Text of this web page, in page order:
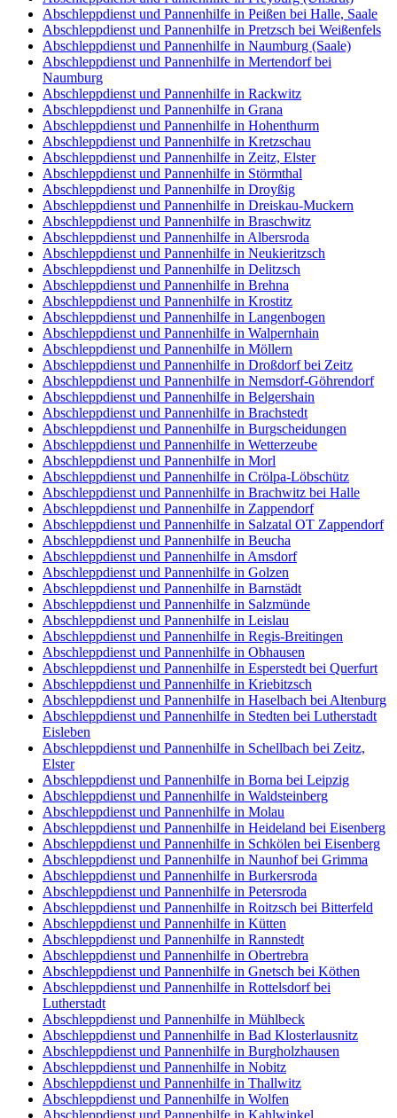
Abschleppdienst und Pannenhilfe in Peißen bei Halle, Saale
Abschleppdienst und Pannenhilfe in Pretzsch bei Weißenfels
Abschleppdienst und Pannenhilfe in Naumburg (Saale)
Abschleppdienst und Pannenhilfe in Mertendorf bei
Naumburg
Abschleppdienst und Pannenhilfe in Rackwitz
Abschleppdienst und Pannenhilfe in Grana
Abschleppdienst und Pannenhilfe in Hohenthurm
Abschleppdienst und Pannenhilfe in Kretzschau
Abschleppdienst und Pannenhilfe in Zeitz, Elster
Abschleppdienst und Pannenhilfe in Störmthal
Abschleppdienst und Pannenhilfe in Droyßig
Abschleppdienst und Pannenhilfe in Dreiskau-Muckern
Abschleppdienst und Pannenhilfe in Braschwitz
Abschleppdienst und Pannenhilfe in Albersroda
Abschleppdienst und Pannenhilfe in Neukieritzsch
Abschleppdienst und Pannenhilfe in Delitzsch
Abschleppdienst und Pannenhilfe in Brehna
Abschleppdienst und Pannenhilfe in Krostitz
Abschleppdienst und Pannenhilfe in Langenbogen
Abschleppdienst und Pannenhilfe in Walpernhain
Abschleppdienst und Pannenhilfe in Möllern
Abschleppdienst und Pannenhilfe in Droßdorf bei Zeitz
Abschleppdienst und Pannenhilfe in Nemsdorf-Göhrendorf
Abschleppdienst und Pannenhilfe in Belgershain
Abschleppdienst und Pannenhilfe in Brachstedt
Abschleppdienst und Pannenhilfe in Burgscheidungen
Abschleppdienst und Pannenhilfe in Wetterzeube
Abschleppdienst und Pannenhilfe in Morl
Abschleppdienst und Pannenhilfe in Crölpa-Löbschütz
Abschleppdienst und Pannenhilfe in Brachwitz bei Halle
Abschleppdienst und Pannenhilfe in Zappendorf
Abschleppdienst und Pannenhilfe in Salzatal OT Zappendorf
Abschleppdienst und Pannenhilfe in Beucha
Abschleppdienst und Pannenhilfe in Amsdorf
Abschleppdienst und Pannenhilfe in Golzen
Abschleppdienst und Pannenhilfe in Barnstädt
Abschleppdienst und Pannenhilfe in Salzmünde
Abschleppdienst und Pannenhilfe in Leislau
Abschleppdienst und Pannenhilfe in Regis-Breitingen
Abschleppdienst und Pannenhilfe in Obhausen
Abschleppdienst und Pannenhilfe in Esperstedt bei Querfurt
Abschleppdienst und Pannenhilfe in Kriebitzsch
Abschleppdienst und Pannenhilfe in Haselbach bei Altenburg
Abschleppdienst und Pannenhilfe in Stedten bei Lutherstadt
Eisleben
Abschleppdienst und Pannenhilfe in Schellbach bei Zeitz,
Elster
Abschleppdienst und Pannenhilfe in Borna bei Leipzig
Abschleppdienst und Pannenhilfe in Waldsteinberg
Abschleppdienst und Pannenhilfe in Molau
Abschleppdienst und Pannenhilfe in Heideland bei Eisenberg
Abschleppdienst und Pannenhilfe in Schkölen bei Eisenberg
Abschleppdienst und Pannenhilfe in Naunhof bei Grimma
Abschleppdienst und Pannenhilfe in Burkersroda
Abschleppdienst und Pannenhilfe in Petersroda
Abschleppdienst und Pannenhilfe in Roitzsch bei Bitterfeld
Abschleppdienst und Pannenhilfe in Kütten
Abschleppdienst und Pannenhilfe in Rannstedt
Abschleppdienst und Pannenhilfe in Obertrebra
Abschleppdienst und Pannenhilfe in Gnetsch bei Köthen
Abschleppdienst und Pannenhilfe in Rottelsdorf bei
Lutherstadt
Abschleppdienst und Pannenhilfe in Mühlbeck
Abschleppdienst und Pannenhilfe in Bad Klosterlausnitz
Abschleppdienst und Pannenhilfe in Burgholzhausen
Abschleppdienst und Pannenhilfe in Nobitz
Abschleppdienst und Pannenhilfe in Thallwitz
Abschleppdienst und Pannenhilfe in Wolfen
Abschleppdienst und Pannenhilfe in Kahlwinkel